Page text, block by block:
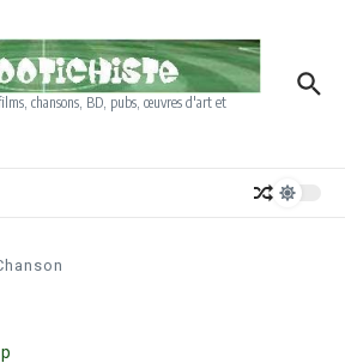
chansons, BD, pubs, œuvres d'art et